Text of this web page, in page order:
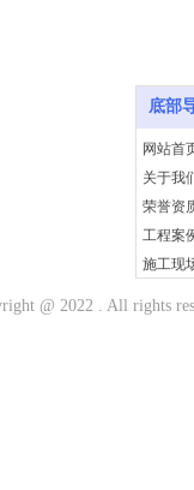
底部
网站首
关于我
荣誉资
工程案
施工现
@ 2022 . All rights